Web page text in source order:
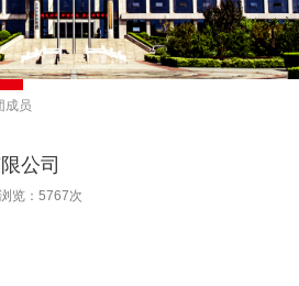
成员
公司
：5767次